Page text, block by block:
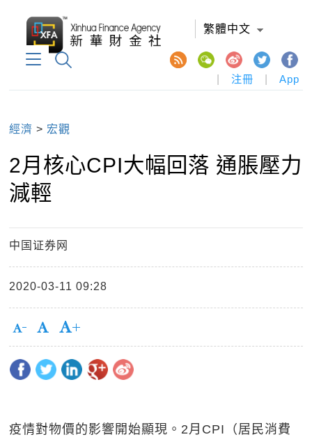
繁體中文
注冊 App
經濟 > 宏觀
2月核心CPI大幅回落 通脹壓力
減輕
中国证券网
2020-03-11 09:28
疫情對物價的影響開始顯現。2月CPI（居民消費